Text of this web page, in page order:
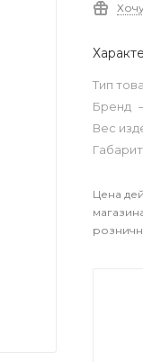
Тип
Бренд
Вес
Цена